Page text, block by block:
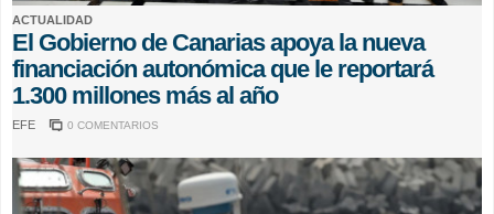
ACTUALIDAD
El Gobierno de Canarias apoya la nueva
financiación autonómica que le reportará
1.300 millones más al año
EFE 0 COMENTARIOS